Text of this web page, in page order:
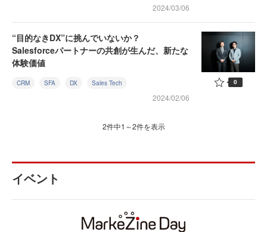
2024/03/06
“目的なきDX”に挑んでいないか？
Salesforceパートナーの共創が生んだ、新たな
体験価値
CRM SFA DX Sales Tech
2024/02/06
0
2件中1～2件を表示
イベント